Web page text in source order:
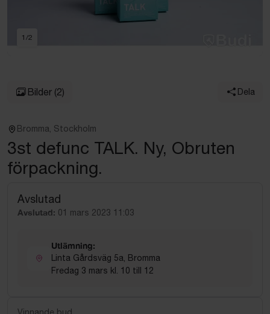
1 /2
Bilder (2) Dela
Bromma, Stockholm
3st defunc TALK. Ny, Obruten
förpackning.
Avslutad
Avslutad: 01 mars 2023 11:03
Utlämning:
Linta Gårdsväg 5a, Bromma
Fredag 3 mars kl. 10 till 12